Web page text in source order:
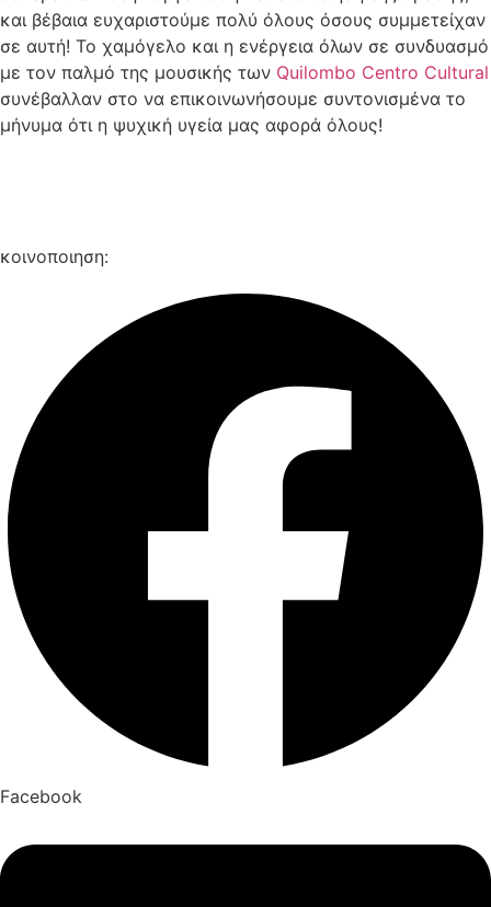
και βέβαια ευχαριστούμε πολύ όλους όσους συμμετείχαν
σε αυτή! Το χαμόγελο και η ενέργεια όλων σε συνδυασμό
με τον παλμό της μουσικής των Quilombo Centro Cultural
συνέβαλλαν στο να επικοινωνήσουμε συντονισμένα το
μήνυμα ότι η ψυχική υγεία μας αφορά όλους!
κοινοποιηση:
Facebook